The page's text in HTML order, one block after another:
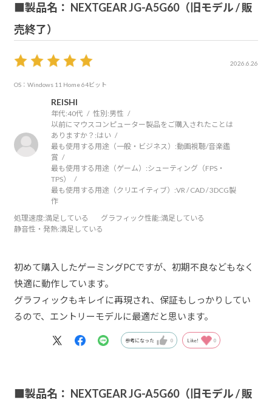
■製品名： NEXTGEAR JG-A5G60（旧モデル / 販
売終了）
2026.6.26
OS：Windows 11 Home 64ビット
REISHI
年代:40代 性別:男性
以前にマウスコンピューター製品をご購入されたことは
ありますか？:はい
最も使用する用途（一般・ビジネス）:動画視聴/音楽鑑
賞
最も使用する用途（ゲーム）:シューティング（FPS・
TPS）
最も使用する用途（クリエイティブ）:VR / CAD / 3DCG製
作
処理速度:満足している グラフィック性能:満足している
静音性・発熱:満足している
初めて購入したゲーミングPCですが、初期不良などもなく
快適に動作しています。
グラフィックもキレイに再現され、保証もしっかりしてい
るので、エントリーモデルに最適だと思います。
参考になった 0 Like! 0
■製品名： NEXTGEAR JG-A5G60（旧モデル / 販